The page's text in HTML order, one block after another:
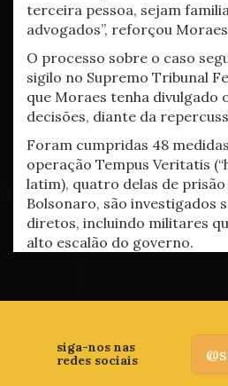
terceira pessoa, sejam
advogados”, reforçou
O processo sobre o caso
sigilo no Supremo Tribunal
que Moraes tenha divulgado
decisões, diante da
Foram cumpridas 48
operação Tempus Veritatis
latim), quatro delas de
Bolsonaro, são investigados
diretos, incluindo militares
alto escalão do governo.
siga-nos nas
redes sociais